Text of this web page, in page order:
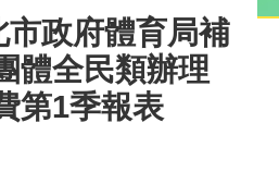
市政府體育局補
體全民類辦理
第1季報表